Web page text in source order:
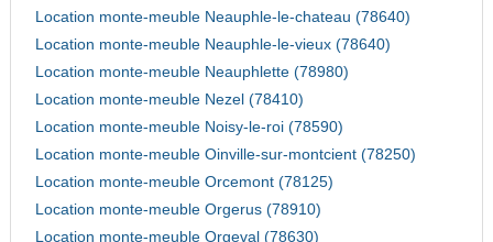
Location monte-meuble Neauphle-le-chateau (78640)
Location monte-meuble Neauphle-le-vieux (78640)
Location monte-meuble Neauphlette (78980)
Location monte-meuble Nezel (78410)
Location monte-meuble Noisy-le-roi (78590)
Location monte-meuble Oinville-sur-montcient (78250)
Location monte-meuble Orcemont (78125)
Location monte-meuble Orgerus (78910)
Location monte-meuble Orgeval (78630)